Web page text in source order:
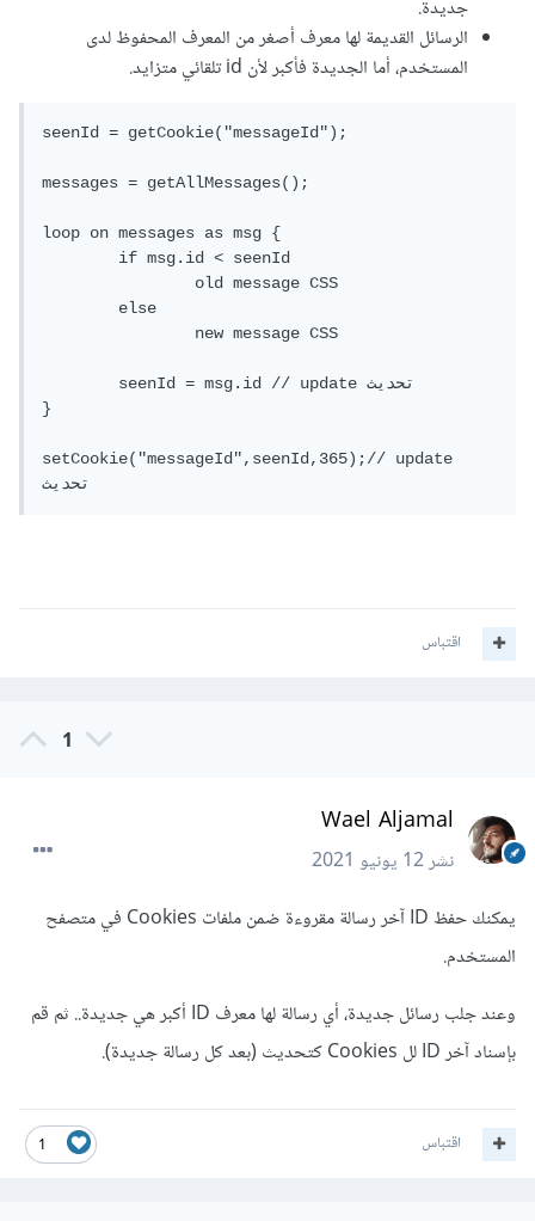
جديدة.
الرسائل القديمة لها معرف أصغر من المعرف المحفوظ لدى
المستخدم، أما الجديدة فأكبر لأن id تلقائي متزايد.
seenId = getCookie("messageId");
messages = getAllMessages();
loop on messages as msg {
	if msg.id < seenId
}
setCookie("messageId",seenId,365);// update
تحديث
اقتباس
1
Wael Aljamal
نشر12 يونيو 2021
يمكنك حفظ ID آخر رسالة مقروءة ضمن ملفات Cookies في متصفح
المستخدم.
وعند جلب رسائل جديدة، أي رسالة لها معرف ID أكبر هي جديدة.. ثم قم
بإسناد آخر ID لل Cookies كتحديث (بعد كل رسالة جديدة).
1 اقتباس